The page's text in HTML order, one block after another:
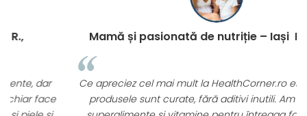
Mamă și pasionată de nutriție – Iași Ioana C.,
Ce apreciez cel mai mult la HealthCorner.ro este faptul că
produsele sunt curate, fără aditivi inutili. Am cumpărat